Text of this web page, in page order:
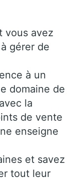
vous avez
gérer de
à un
domaine de
la
de vente
enseigne
et savez
tout leur